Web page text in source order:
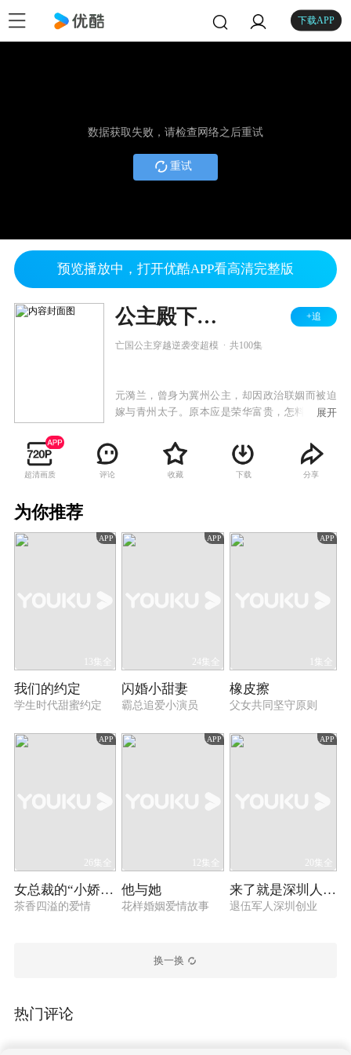
下载APP
数据获取失败，请检查网络之后重试
重试
预览播放中，打开优酷APP看高清完整版
公主殿下制霸超模圈 +追
亡国公主穿越逆袭变超模 共100集
元漪兰，曾身为冀州公主，却因政治联姻而被迫
嫁与青州太子。原本应是荣华富贵，怎料命运多
沦为亡国公主，最终含恨而终。然而，命运似乎
并不打算就此放过她。当她再次醒来时，已身处
一个截然不同的世界，成为一名正在摸爬滚打的
家大族的富家子弟，英俊潇洒，却对元漪兰态度
展开
超清画质 评论 收藏 下载 分享
为你推荐
APP
13集全
我们的约定
学生时代甜蜜约定
APP
24集全
闪婚小甜妻
霸总追爱小演员
APP
1集全
橡皮擦
父女共同坚守原则
APP
26集全
女总裁的“小娇夫”
茶香四溢的爱情
APP
12集全
他与她
花样婚姻爱情故事
APP
20集全
来了就是深圳人之立正，永不稍息
退伍军人深圳创业
换一换
热门评论